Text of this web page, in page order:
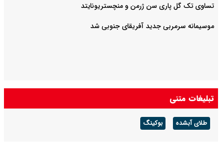
تساوی تک گل پاری سن ژرمن و منچستریونایتد
موسیمانه سرمربی جدید آفریقای جنوبی شد
تبلیغات متنی
طلای آبشده بوکینگ